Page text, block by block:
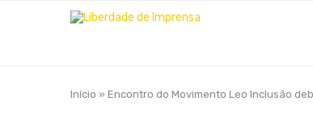
Início » Encontro do Movimento Leo Inclusão